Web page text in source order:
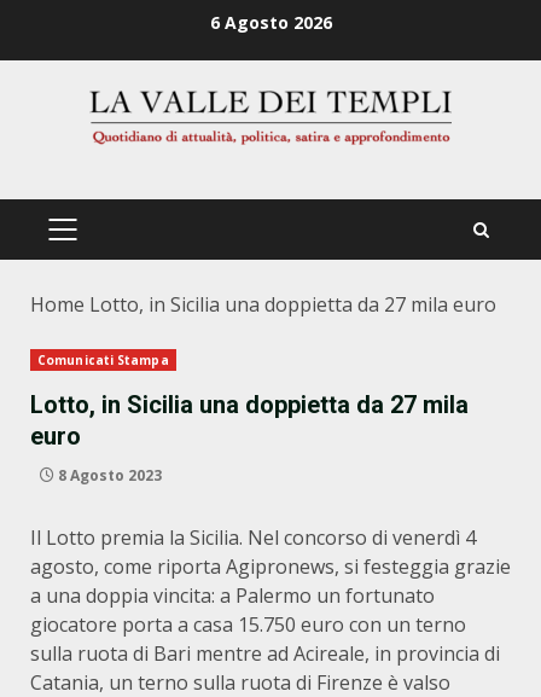
6 Agosto 2026
PRIMÄRES
Home Lotto, in Sicilia una doppietta da 27 mila euro
Comunicati Stampa
Lotto, in Sicilia una doppietta da 27 mila
euro
8 Agosto 2023
Il Lotto premia la Sicilia. Nel concorso di venerdì 4
agosto, come riporta Agipronews, si festeggia grazie
a una doppia vincita: a Palermo un fortunato
giocatore porta a casa 15.750 euro con un terno
sulla ruota di Bari mentre ad Acireale, in provincia di
Catania, un terno sulla ruota di Firenze è valso